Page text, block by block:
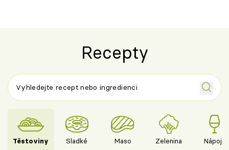
Recepty
Těstoviny Sladké Maso Zelenina Nápoje